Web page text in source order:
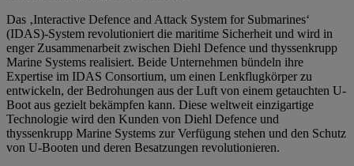
Das ‚Interactive Defence and Attack System for Submarines‘
(IDAS)-System revolutioniert die maritime Sicherheit und wird in
enger Zusammenarbeit zwischen Diehl Defence und thyssenkrupp
Marine Systems realisiert. Beide Unternehmen bündeln ihre
Expertise im IDAS Consortium, um einen Lenkflugkörper zu
entwickeln, der Bedrohungen aus der Luft von einem getauchten U-
Boot aus gezielt bekämpfen kann. Diese weltweit einzigartige
Technologie wird den Kunden von Diehl Defence und
thyssenkrupp Marine Systems zur Verfügung stehen und den Schutz
von U-Booten und deren Besatzungen revolutionieren.